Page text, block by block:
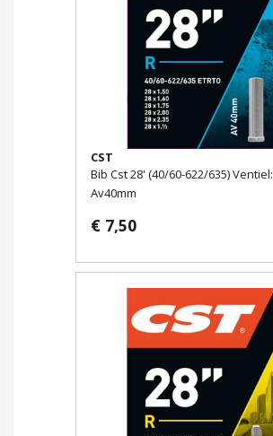
CST
Bib Cst 28' (40/60-622/635) Ventiel:
Av40mm
€ 7,50